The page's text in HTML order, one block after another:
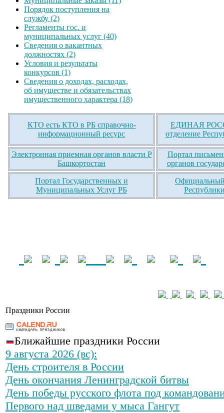
Порядок поступления на
службу (2)
Регламенты гос. и
муниципальных услуг (40)
Сведения о вакантных
должностях (2)
Условия и результаты
конкурсов (1)
Сведения о доходах, расходах,
об имуществе и обязательствах
имущественного характера (18)
КТО есть КТО в РБ справочно-
информационный ресурс
ЕДИНАЯ
отделение
Электронная приемная органов власти Р
Башкортостан
Портал
органов
Портал Государственных и
Муниципальных Услуг РБ
Официальный
Праздники России
Ближайшие праздники России
9 августа 2026 (вс):
День строителя в России
День окончания Ленинградской битвы
День победы русского флота под
Первого над шведами у мыса Гангут